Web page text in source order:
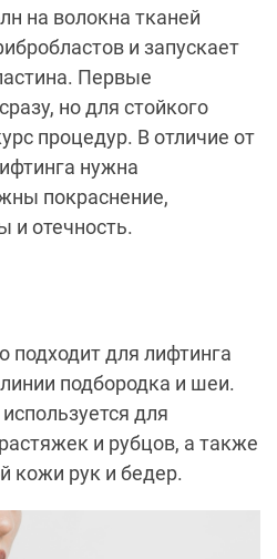
на волокна тканей
и запускает
Первые
но для стойкого
процедур. В отличие от
нужна
покраснение,
и отечность.
подходит для лифтинга
подбородка и шеи.
для
и рубцов, а также
кожи рук и бедер.